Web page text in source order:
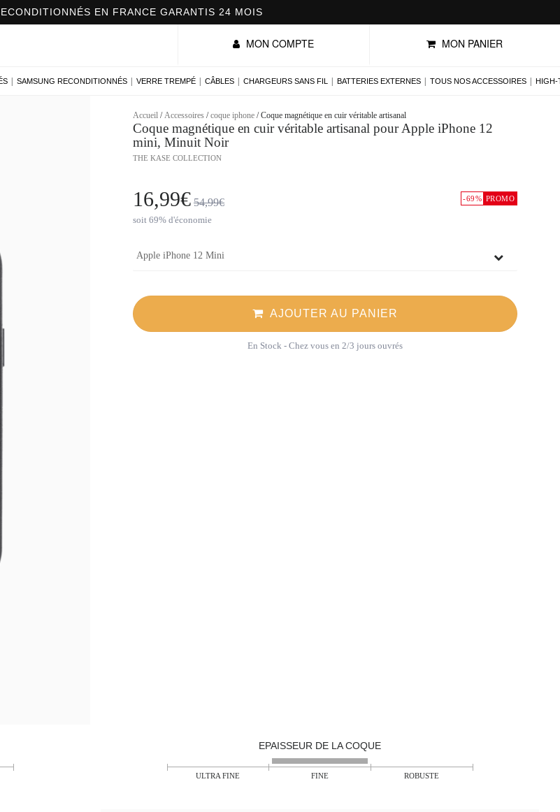
BONS PLANS : PROFITEZ DE NOS OFFRES DU MOMENT
MON COMPTE MON PANIER
SAMSUNG RECONDITIONNÉS VERRE TREMPÉ CÂBLES CHARGEURS SANS FIL BATTERIES EXTERNES TOUS NOS ACCESSOIRES HIGH-
Accueil / Accessoires / coque iphone / Coque magnétique en cuir véritable artisanal
Coque magnétique en cuir véritable artisanal pour Apple iPhone 12
mini, Minuit Noir
THE KASE COLLECTION
-69% PROMO
16,99€ 54,99€
soit 69% d'économie
AJOUTER AU PANIER
En Stock - Chez vous en 2/3 jours ouvrés
EPAISSEUR DE LA COQUE
ULTRA FINE FINE ROBUSTE